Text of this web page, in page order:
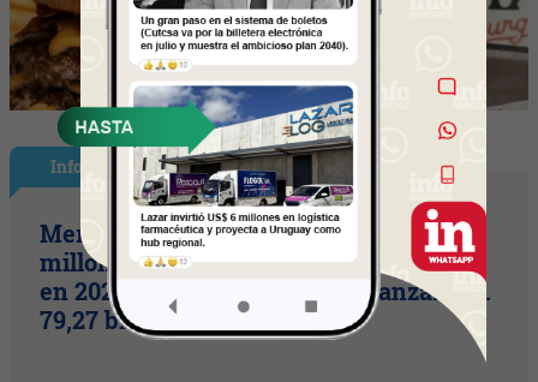
InfoNegocios en PY
Mercado de pagos proyecta 656
millones de transacciones con tarjetas
en 2026 (volumen operado alcanzaría G.
79,27 billones)